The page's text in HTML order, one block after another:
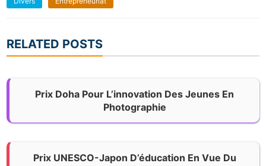
RELATED POSTS
Prix Doha Pour L’innovation Des Jeunes En
Photographie
Prix UNESCO-Japon D’éducation En Vue Du